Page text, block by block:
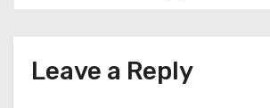
Leave a Reply